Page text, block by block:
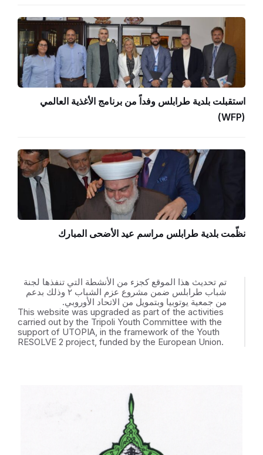
استقبلت بلدية طرابلس وفداً من برنامج الأغذية العالمي
(WFP)
نظّمت بلدية طرابلس مراسم عيد الأضحى المبارك
تم تحديث هذا الموقع كجزء من الأنشطة التي تنفذها لجنة
شباب طرابلس ضمن مشروع عزم الشباب ٢ وذلك بدعم
من جمعية يوتوبيا وبتمويل من الاتحاد الأوروبي.
This website was upgraded as part of the activities
carried out by the Tripoli Youth Committee with the
support of UTOPIA, in the framework of the Youth
RESOLVE 2 project, funded by the European Union.